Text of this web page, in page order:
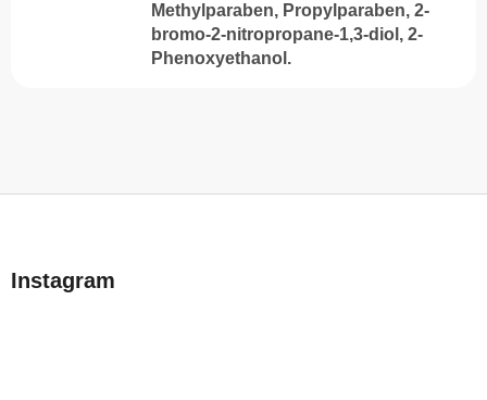
Methylparaben, Propylparaben, 2-
bromo-2-nitropropane-1,3-diol, 2-
Phenoxyethanol.
bInstagram